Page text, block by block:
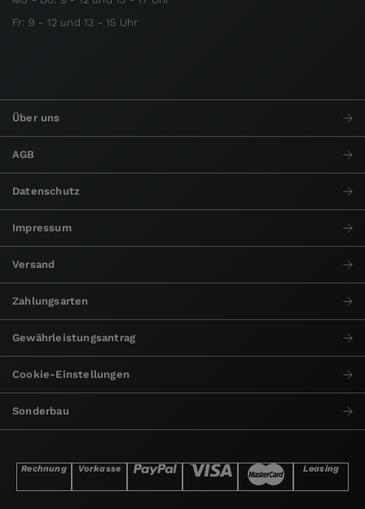
Fr: 9 - 12 und 13 - 15 Uhr
Über uns
AGB
Datenschutz
Impressum
Versand
Zahlungsarten
Gewährleistungsantrag
Cookie-Einstellungen
Sonderbau
Rechnung Vorkasse Leasing